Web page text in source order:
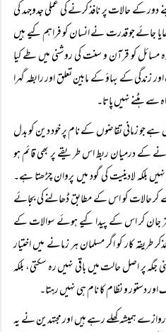
کے حالات پر نافذ کرنے کی عملی جدوجہد کی
جائے جو قدرت نے انسان کو فراہم کیے ہیں
کو قرآن و سنت کی روشنی میں طے کیا
زندگی کے بہاؤ کے مابین تعلق اور رابطہ گہرا
سے ہٹنے نہیں پاتا۔
جو زمانی تقاضوں کے نام پر خود دین کو بدل
کے درمیان ربط اس طریقے پر بھی قائم ہو
بلکہ لادینیت کی گود میں پروان چڑھتا ہے۔
حالات کو اس کے مطابق ڈھالنے کی بجائے
جان کر اس کے پیدا کیے ہوئے سوالات کے
کار کو اگر مسلمان ہر زمانے میں اختیار
جگہ پر اصل حالت میں باقی نہیں رہ سکتی، بلکہ
و نظام کا نام ہی نہیں رہتا۔
ہمیشہ کھلے رہے ہیں اور مجتہدین نے یہ